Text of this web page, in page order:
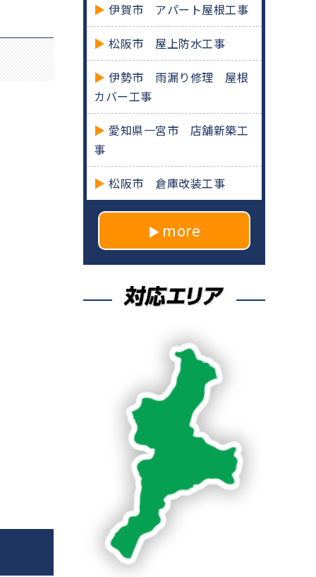
伊賀市 アパート屋根工事
松阪市 屋上防水工事
伊勢市 雨漏り修理 屋根
カバー工事
愛知県一宮市 店舗新築工
事
松阪市 倉庫改装工事
more